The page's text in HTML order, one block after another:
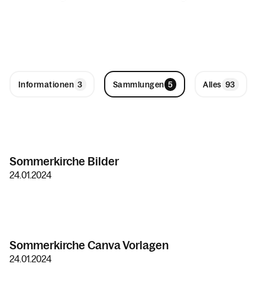
Informationen Sammlungen Alles
Sommerkirche Bilder
24.01.2024
Sommerkirche Canva Vorlagen
24.01.2024